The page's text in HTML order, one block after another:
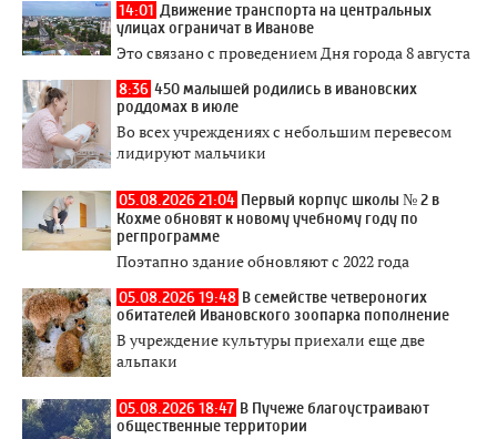
14:01 Движение транспорта на центральных
улицах ограничат в Иванове
Это связано с проведением Дня города 8 августа
8:36 450 малышей родились в ивановских
роддомах в июле
Во всех учреждениях с небольшим перевесом
лидируют мальчики
05.08.2026 21:04 Первый корпус школы № 2 в
Кохме обновят к новому учебному году по
регпрограмме
Поэтапно здание обновляют с 2022 года
05.08.2026 19:48 В семействе четвероногих
обитателей Ивановского зоопарка пополнение
В учреждение культуры приехали еще две
альпаки
05.08.2026 18:47 В Пучеже благоустраивают
общественные территории